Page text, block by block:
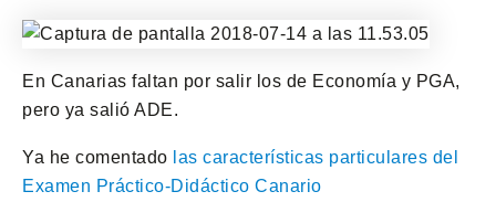
En Canarias faltan por salir los de Economía y PGA,
pero ya salió ADE.
Ya he comentado las características particulares del
Examen Práctico-Didáctico Canario